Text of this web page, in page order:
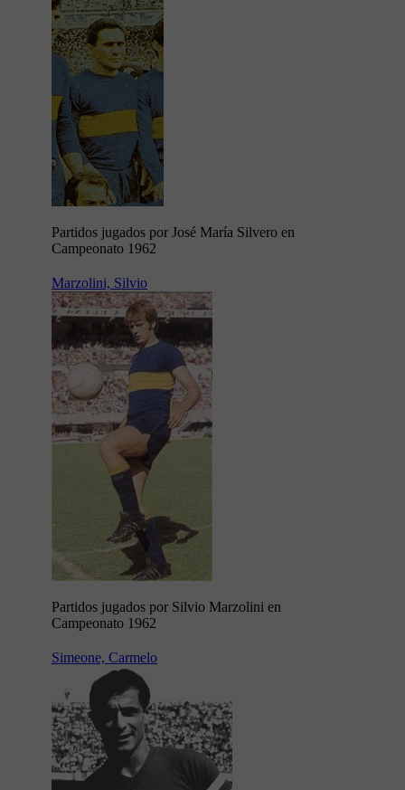
Partidos jugados por José María Silvero en
Campeonato 1962
Marzolini, Silvio
Partidos jugados por Silvio Marzolini en
Campeonato 1962
Simeone, Carmelo